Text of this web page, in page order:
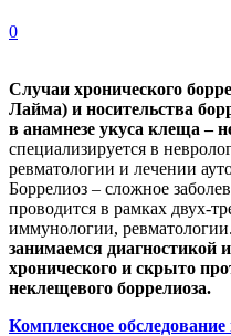
0
Случаи хронического
Лайма) и носительства
в анамнезе укуса клеща –
специализируется в
ревматологии и лечении
Боррелиоз – сложное
проводится в рамках двух-
иммунологии, ревматологии.
занимаемся диагностикой
хронического и скрыто
неклещевого боррелиоза.
Комплексное